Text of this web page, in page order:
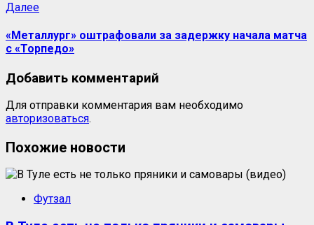
Далее
«Металлург» оштрафовали за задержку начала матча
с «Торпедо»
Добавить комментарий
Для отправки комментария вам необходимо
авторизоваться.
Похожие новости
Футзал